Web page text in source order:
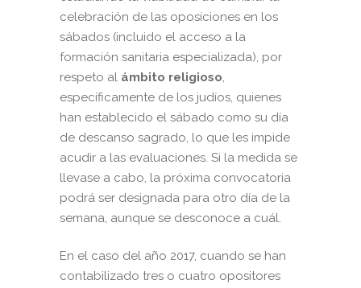
celebración de las oposiciones en los
sábados (incluido el acceso a la
formación sanitaria especializada), por
respeto al ámbito religioso,
específicamente de los judíos, quienes
han establecido el sábado como su día
de descanso sagrado, lo que les impide
acudir a las evaluaciones. Si la medida se
llevase a cabo, la próxima convocatoria
podrá ser designada para otro día de la
semana, aunque se desconoce a cuál.
En el caso del año 2017, cuando se han
contabilizado tres o cuatro opositores